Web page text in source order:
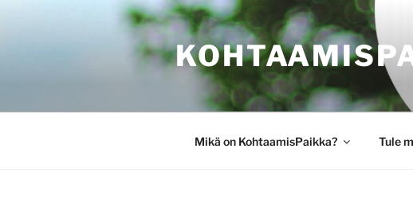
Mikä on KohtaamisPaikka? Tule